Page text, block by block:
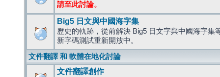
請至此討論。
Big5 日文與中國海字集
歷史的軌跡，從前解決 Big5 日文字與中國海字集
新字碼測試重新開放中。
文件翻譯 和 軟體在地化討論
文件翻譯創作